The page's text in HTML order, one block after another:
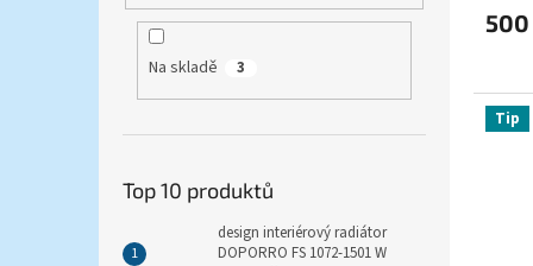
Na skladě 3
Top 10 produktů
design interiérový radiátor
DOPORRO FS 1072-1501 W
je
5
500
Tip